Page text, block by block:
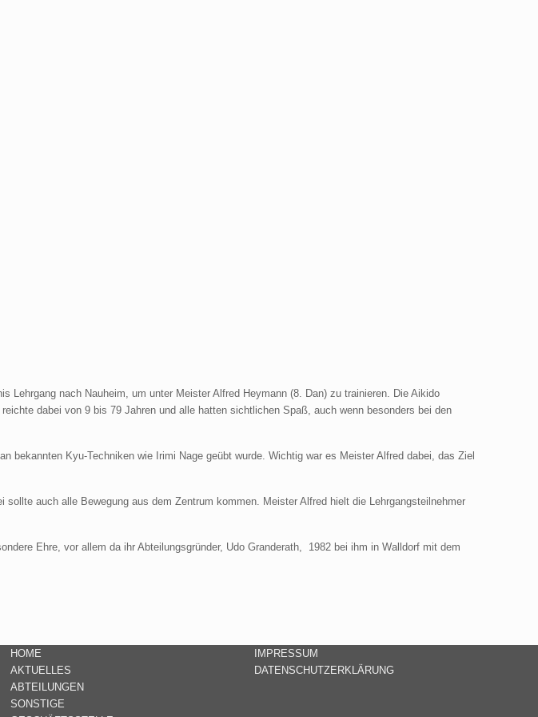
Lehrgang nach Nauheim, um unter Meister Alfred Heymann (8. Dan) zu trainieren. Die Aikido
dabei von 9 bis 79 Jahren und alle hatten sichtlichen Spaß, auch wenn besonders bei den
Kyu-Techniken wie Irimi Nage geübt wurde. Wichtig war es Meister Alfred dabei, das Ziel
auch alle Bewegung aus dem Zentrum kommen. Meister Alfred hielt die Lehrgangsteilnehmer
Ehre, vor allem da ihr Abteilungsgründer, Udo Granderath, 1982 bei ihm in Walldorf mit dem
HOME
AKTUELLES
ABTEILUNGEN
SONSTIGE
IMPRESSUM
DATENSCHUTZERKLÄRUNG